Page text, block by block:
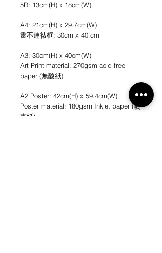
5R: 13cm(H) x 18cm(W)
A4: 21cm(H) x 29.7cm(W)
畫不連裱框: 30cm x 40 cm
A3: 30cm(H) x 40cm(W)
Art Print material: 270gsm acid-free
paper (無酸紙)
A2 Poster: 42cm(H) x 59.4cm(W)
Poster material: 180gsm Inkjet paper (噴
畫紙)